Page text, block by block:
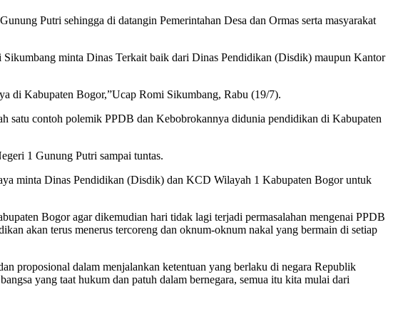
Putri sehingga di datangin Pemerintahan Desa dan Ormas serta masyarakat
minta Dinas Terkait baik dari Dinas Pendidikan (Disdik) maupun Kantor
di Kabupaten Bogor,”Ucap Romi Sikumbang, Rabu (19/7).
satu contoh polemik PPDB dan Kebobrokannya didunia pendidikan di Kabupaten
1 Gunung Putri sampai tuntas.
minta Dinas Pendidikan (Disdik) dan KCD Wilayah 1 Kabupaten Bogor untuk
Bogor agar dikemudian hari tidak lagi terjadi permasalahan mengenai PPDB
akan terus menerus tercoreng dan oknum-oknum nakal yang bermain di setiap
proposional dalam menjalankan ketentuan yang berlaku di negara Republik
yang taat hukum dan patuh dalam bernegara, semua itu kita mulai dari